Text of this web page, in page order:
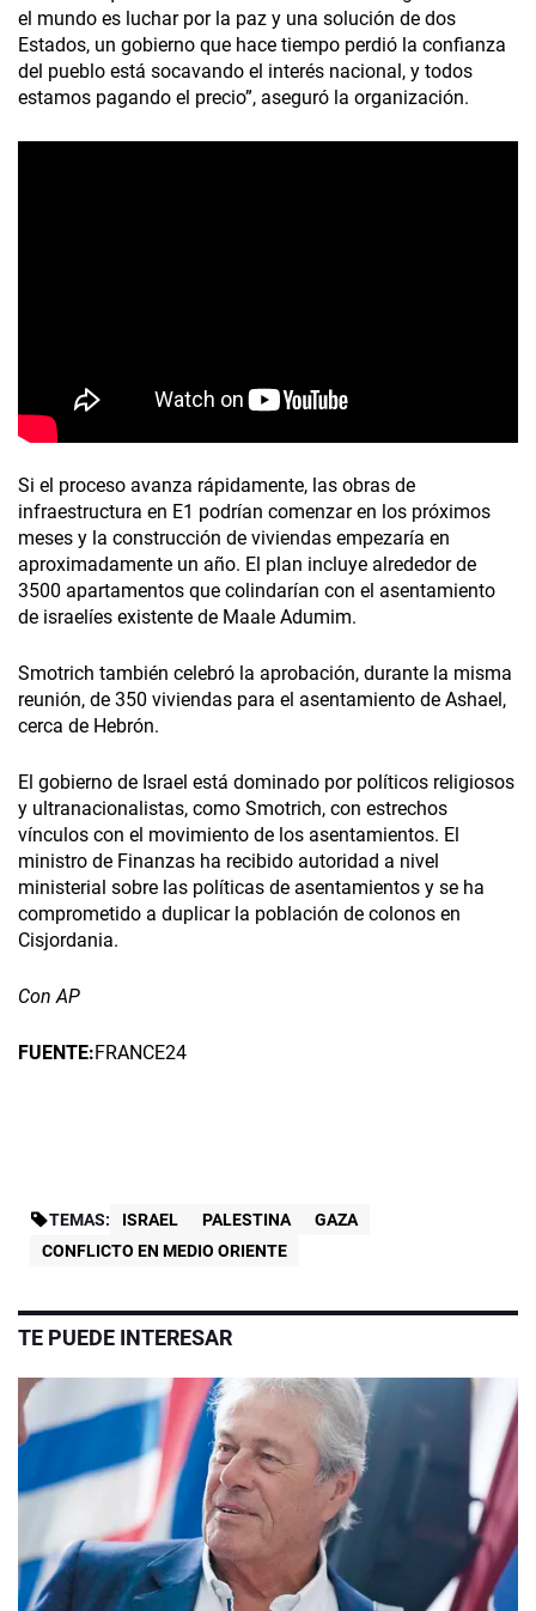
el mundo es luchar por la paz y una solución de dos
Estados, un gobierno que hace tiempo perdió la confianza
del pueblo está socavando el interés nacional, y todos
estamos pagando el precio”, aseguró la organización.
Si el proceso avanza rápidamente, las obras de
infraestructura en E1 podrían comenzar en los próximos
meses y la construcción de viviendas empezaría en
aproximadamente un año. El plan incluye alrededor de
3500 apartamentos que colindarían con el asentamiento
de israelíes existente de Maale Adumim.
Smotrich también celebró la aprobación, durante la misma
reunión, de 350 viviendas para el asentamiento de Ashael,
cerca de Hebrón.
El gobierno de Israel está dominado por políticos religiosos
y ultranacionalistas, como Smotrich, con estrechos
vínculos con el movimiento de los asentamientos. El
ministro de Finanzas ha recibido autoridad a nivel
ministerial sobre las políticas de asentamientos y se ha
comprometido a duplicar la población de colonos en
Cisjordania.
Con AP
FUENTE:FRANCE24
TEMAS: ISRAEL PALESTINA
GAZA
CONFLICTO EN MEDIO ORIENTE
TE PUEDE INTERESAR